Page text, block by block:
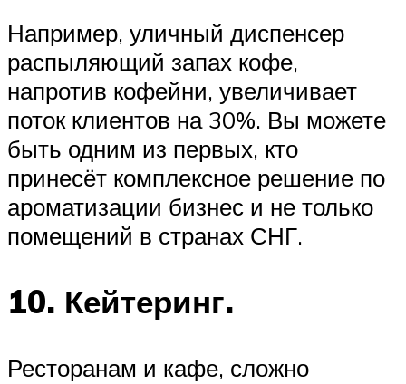
Например, уличный диспенсер
распыляющий запах кофе,
напротив кофейни, увеличивает
поток клиентов на 30%. Вы можете
быть одним из первых, кто
принесёт комплексное решение по
ароматизации бизнес и не только
помещений в странах СНГ.
10. Кейтеринг.
Ресторанам и кафе, сложно